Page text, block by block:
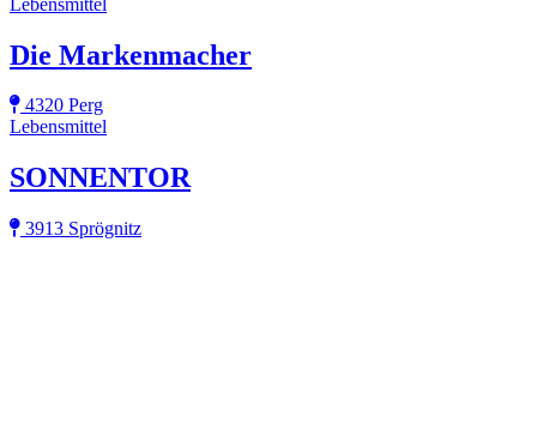
Die Markenmacher
4320 Perg
Lebensmittel
SONNENTOR
3913 Sprögnitz